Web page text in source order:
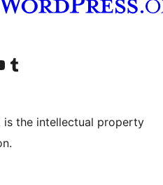
ziyaret edin
Tumblr hesabımızı ziyaret edin
is the intellectual property